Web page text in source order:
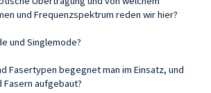
und Frequenzspektrum reden wir hier?
und Singlemode?
Fasertypen begegnet man im Einsatz, und
Fasern aufgebaut?